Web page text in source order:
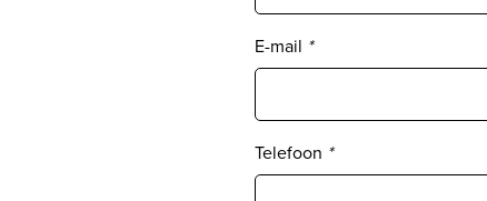
E-mail *
Telefoon *